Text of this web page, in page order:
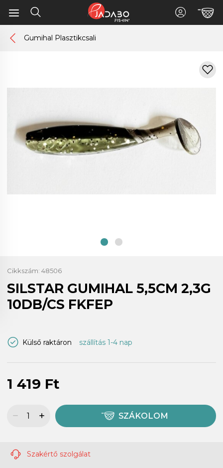
Gumihal Plasztikcsali
Cikkszám: 48506
SILSTAR GUMIHAL 5,5CM 2,3G
10DB/CS FKFEP
Külső raktáron szállítás 1-4 nap
1 419 Ft
SZÁKOLOM
Szakértő szolgálat